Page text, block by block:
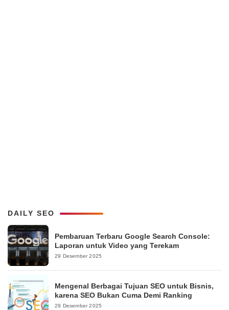
DAILY SEO
Pembaruan Terbaru Google Search Console:
Laporan untuk Video yang Terekam
29 Desember 2025
Mengenal Berbagai Tujuan SEO untuk Bisnis,
karena SEO Bukan Cuma Demi Ranking
29 Desember 2025